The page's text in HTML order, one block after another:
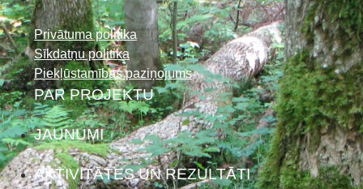
Privātuma politika
Sīkdatņu politika
Piekļūstamības paziņojums
PAR PROJEKTU
JAUNUMI
AKTIVITĀTES UN REZULTĀTI